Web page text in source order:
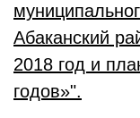
Абаканский
2018 год и
годов»".